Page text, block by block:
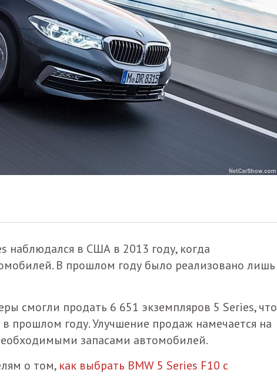
наблюдался в США в 2013 году, когда
В прошлом году было реализовано лишь
смогли продать 6 651 экземпляров 5 Series, что
прошлом году. Улучшение продаж намечается на
запасами автомобилей.
о том,как выбрать BMW 5 Series F10 с